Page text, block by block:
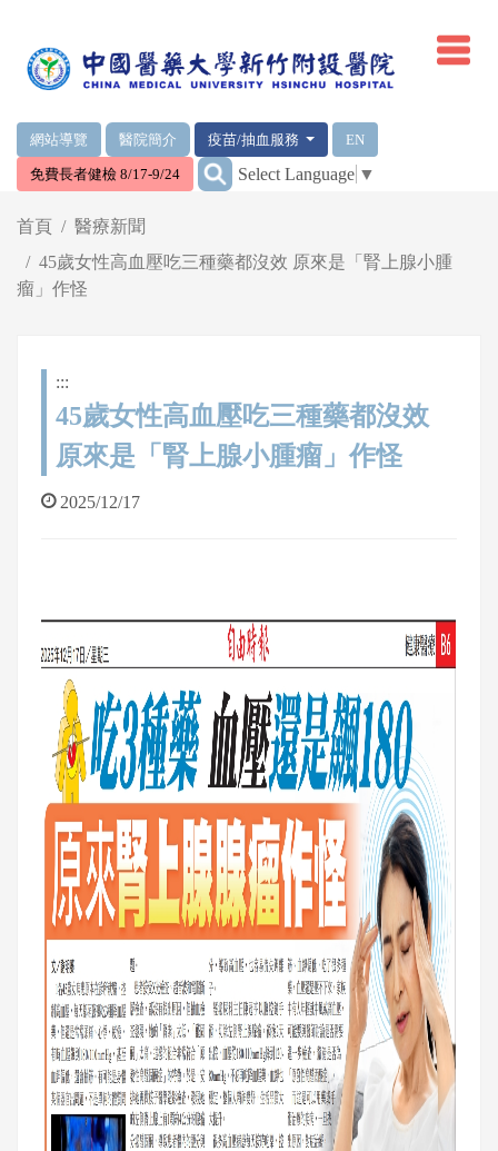
網站導覽 醫院簡介 疫苗/抽血服務 EN
免費長者健檢 8/17-9/24 ::: Select Language ▼
首頁
醫療新聞
45歲女性高血壓吃三種藥都沒效 原來是「腎上腺小腫
瘤」作怪
:::
45歲女性高血壓吃三種藥都沒效
原來是「腎上腺小腫瘤」作怪
2025/12/17